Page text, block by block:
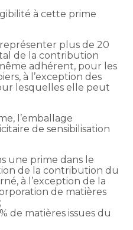
à cette prime
plus de 20
de la contribution
adhérent, pour les
à l’exception des
lesquelles elle peut
l’emballage
de sensibilisation
une prime dans le
de la contribution du
à l’exception de la
de matières
de matières issues du